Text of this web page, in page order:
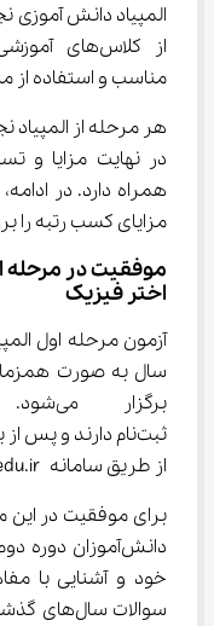
مناسب و استفاده از
در نهایت مزایا و
همراه دارد. در
مزایای کسب رتبه را
موفقیت در مرحله
اختر فیزیک
آزمون مرحله اول
ثبت‌نام دارند و پس
از طریق سامانه my.medu.ir بارگذاری می‌شود.
برای موفقیت در این
دانش‌آموزان
خود و آشنایی با